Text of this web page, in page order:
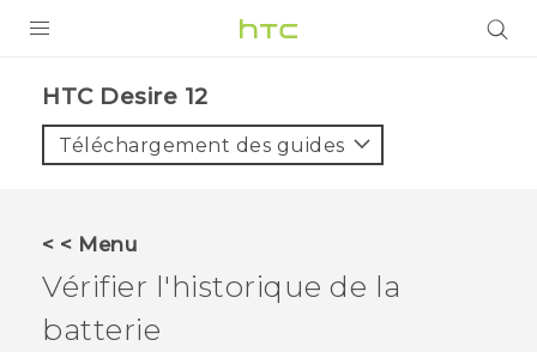
VIVE
VIVERSE
HTC Desire 12‎
Téléchargement des guides
< < Menu
Vérifier l'historique de la
batterie